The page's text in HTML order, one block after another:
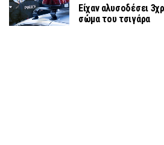
Είχαν αλυσοδέσει
σώμα του τσιγάρα